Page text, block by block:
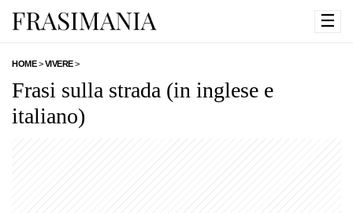
☰
HOME>VIVERE>
Frasi sulla strada (in inglese e
italiano)